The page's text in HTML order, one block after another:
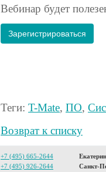
Вебинар будет
Зарегистрироваться
Теги: T-Mate, ПО,
Возврат к списку
+7 (495) 665-2644
+7 (495) 926-2644
Санкт-